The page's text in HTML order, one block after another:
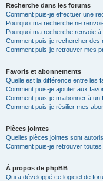
Recherche dans les forums
Comment puis-je effectuer une
Pourquoi ma recherche ne
Pourquoi ma recherche renvoie à
Comment puis-je rechercher des
Comment puis-je retrouver mes
Favoris et abonnements
Quelle est la différence entre les
Comment puis-je ajouter aux
Comment puis-je m’abonner à
Comment puis-je résilier mes
Pièces jointes
Quelles pièces jointes sont
Comment puis-je retrouver
À propos de phpBB
Qui a développé ce logiciel de